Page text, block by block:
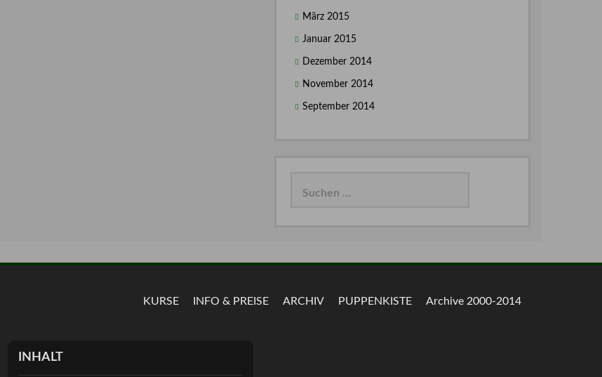
März 2015
Januar 2015
Dezember 2014
November 2014
September 2014
KURSE INFO & PREISE ARCHIV PUPPENKISTE Archive 2000-2014
INHALT